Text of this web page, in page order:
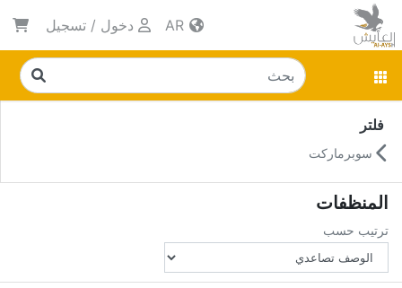
دخول / تسجيل
فلتر
سوبرماركت
المنظفات
ترتيب حسب